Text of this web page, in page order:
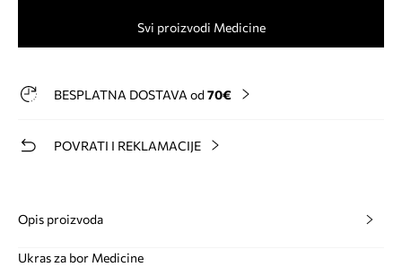
Svi proizvodi Medicine
BESPLATNA DOSTAVA od 70€
POVRATI I REKLAMACIJE
Opis proizvoda
Ukras za bor Medicine